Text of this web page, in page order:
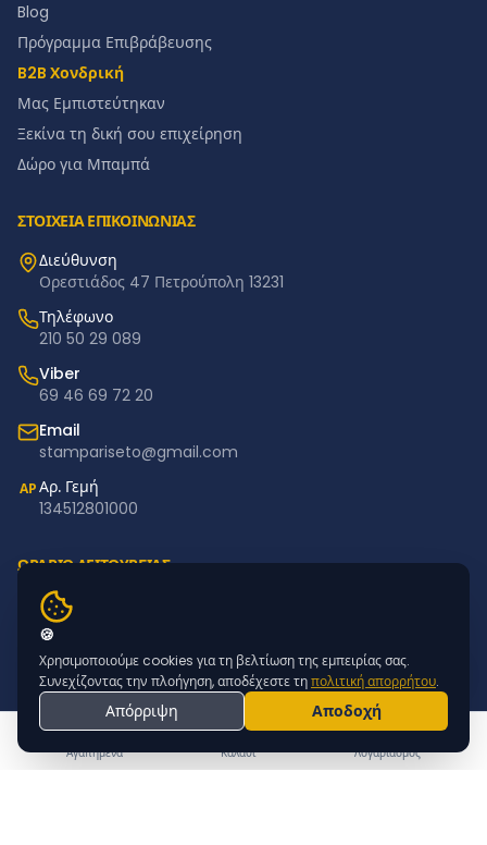
Αγαπημένα Καλάθι Λογαριασμός
Blog
Πρόγραμμα Επιβράβευσης
B2B Χονδρική
Μας Εμπιστεύτηκαν
Ξεκίνα τη δική σου επιχείρηση
Δώρο για Μπαμπά
ΣΤΟΙΧΕΙΑ ΕΠΙΚΟΙΝΩΝΙΑΣ
Διεύθυνση
Ορεστιάδος 47 Πετρούπολη 13231
Τηλέφωνο
210 50 29 089
Viber
69 46 69 72 20
Email
stampariseto@gmail.com
ΑΡΑρ. Γεμή
134512801000
ΩΡΑΡΙΟ ΛΕΙΤΟΥΡΓΙΑΣ
Δευτέρα – Παρασκευή: 11:00–18:00
Σάββατο – Κυριακή: Κλειστά
NEWSLETTER
Εγγραφείτε για προσφορές & νέα προϊόντα
ΕΓΓΡΑΦΗ
🍪
Χρησιμοποιούμε cookies για τη βελτίωση της εμπειρίας σας.
Συνεχίζοντας την πλοήγηση, αποδέχεστε τηπολιτική απορρήτου.
Απόρριψη Αποδοχή